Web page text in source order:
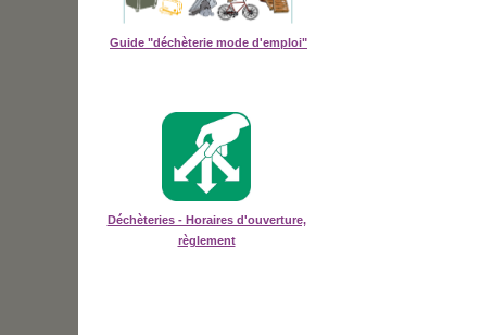
Guide "déchèterie mode d'emploi"
Déchèteries - Horaires d'ouverture,
règlement